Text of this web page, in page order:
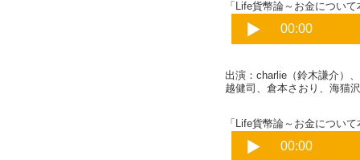
「Life貨幣論～お金につい
出演：charlie（鈴木謙介）
越健司、倉本さおり、海猫
「Life貨幣論～お金につい